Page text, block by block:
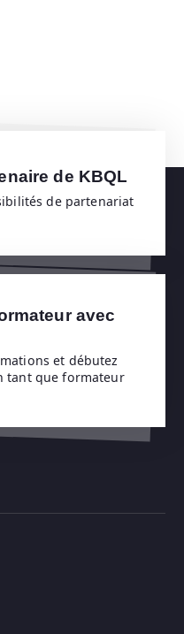
de KBQL
de partenariat
avec
et débutez
tant que formateur